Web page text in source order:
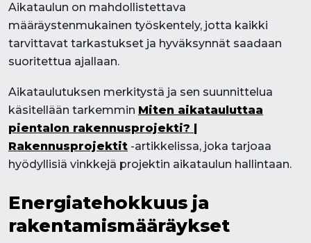
Aikataulun on mahdollistettava
määräystenmukainen työskentely, jotta kaikki
tarvittavat tarkastukset ja hyväksynnät saadaan
suoritettua ajallaan.
Aikataulutuksen merkitystä ja sen suunnittelua
käsitellään tarkemmin Miten aikatauluttaa
pientalon rakennusprojekti? |
Rakennusprojektit -artikkelissa, joka tarjoaa
hyödyllisiä vinkkejä projektin aikataulun hallintaan.
Energiatehokkuus ja
rakentamismääräykset